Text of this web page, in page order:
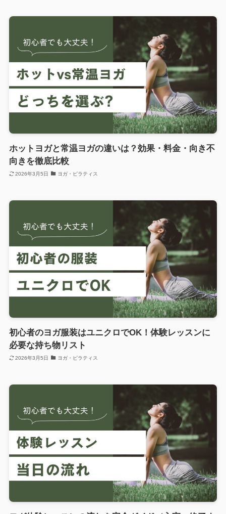
ホットヨガと常温ヨガの違いは？効果・料金・向き不
向きを徹底比較
2026年3月5日 ヨガ・ピラティス
初心者のヨガ服装はユニクロでOK！体験レッスンに
必要な持ち物リスト
2026年3月5日 ヨガ・ピラティス